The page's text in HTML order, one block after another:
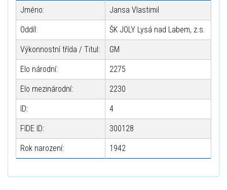
Jméno: Jansa Vlastimil
Oddíl: ŠK JOLY Lysá nad Labem, z.s.
Výkonnostní třída / Titul: GM
Elo národní: 2275
Elo mezinárodní: 2230
ID: 4
FIDE ID: 300128
Rok narození: 1942